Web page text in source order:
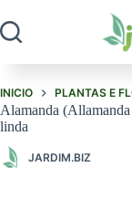
para
o
INICIO PLANTAS E
Alamanda (Allamanda
linda
JARDIM.BIZ